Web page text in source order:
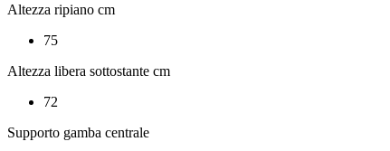
Altezza ripiano cm
75
Altezza libera sottostante cm
72
Supporto gamba centrale